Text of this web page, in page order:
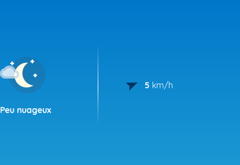
Peu nuageux
5 km/h